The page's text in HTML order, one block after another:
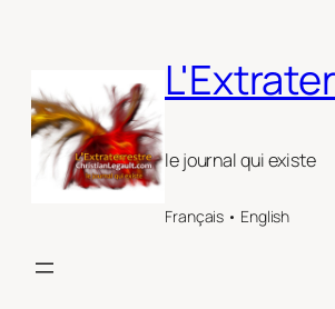
le journal qui existe
Français • English